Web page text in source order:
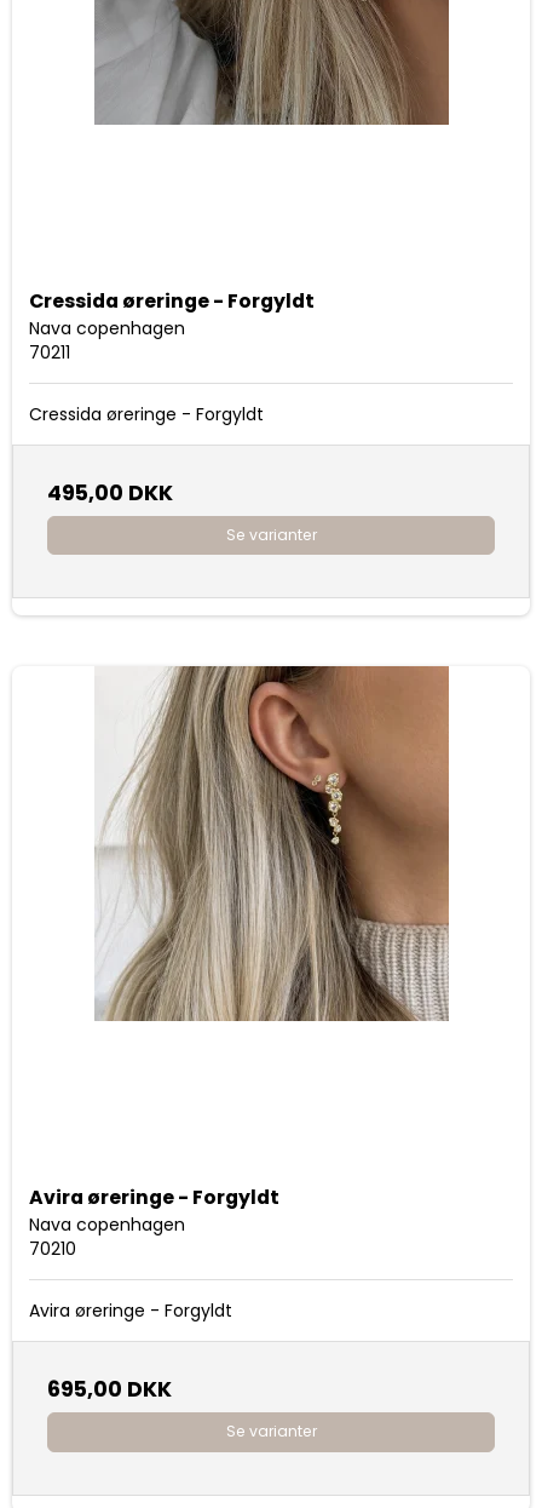
Cressida øreringe - Forgyldt
Nava copenhagen
70211
Cressida øreringe - Forgyldt
495,00 DKK
Se varianter
Avira øreringe - Forgyldt
Nava copenhagen
70210
Avira øreringe - Forgyldt
695,00 DKK
Se varianter